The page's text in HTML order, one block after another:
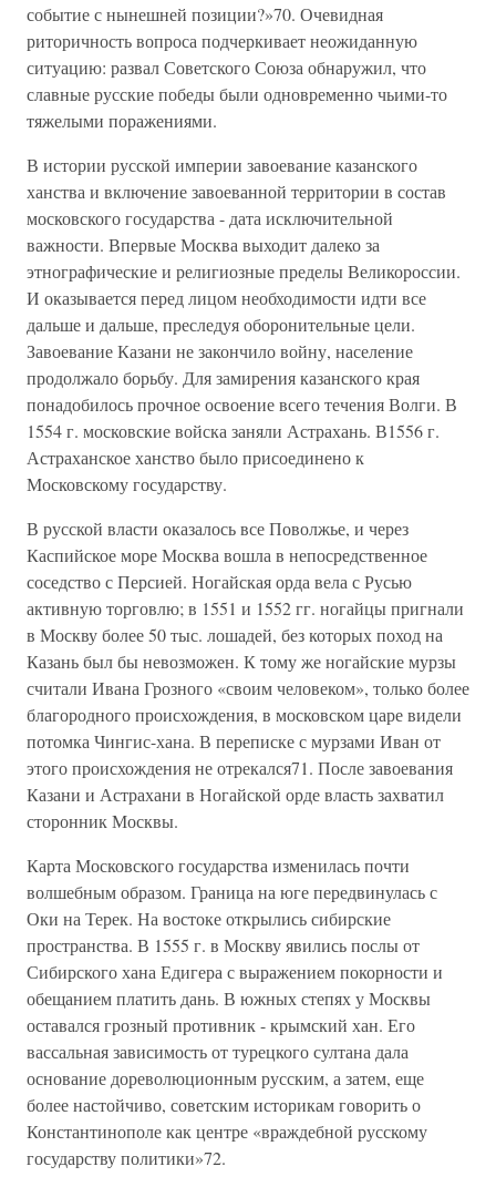
событие с нынешней позиции?»70. Очевидная
риторичность вопроса подчеркивает неожиданную
ситуацию: развал Советского Союза обнаружил, что
славные русские победы были одновременно чьими-то
тяжелыми поражениями.
В истории русской империи завоевание казанского
ханства и включение завоеванной территории в состав
московского государства - дата исключительной
важности. Впервые Москва выходит далеко за
этнографические и религиозные пределы Великороссии.
И оказывается перед лицом необходимости идти все
дальше и дальше, преследуя оборонительные цели.
Завоевание Казани не закончило войну, население
продолжало борьбу. Для замирения казанского края
понадобилось прочное освоение всего течения Волги. В
1554 г. московские войска заняли Астрахань. В1556 г.
Астраханское ханство было присоединено к
Московскому государству.
В русской власти оказалось все Поволжье, и через
Каспийское море Москва вошла в непосредственное
соседство с Персией. Ногайская орда вела с Русью
активную торговлю; в 1551 и 1552 гг. ногайцы пригнали
в Москву более 50 тыс. лошадей, без которых поход на
Казань был бы невозможен. К тому же ногайские мурзы
считали Ивана Грозного «своим человеком», только более
благородного происхождения, в московском царе видели
потомка Чингис-хана. В переписке с мурзами Иван от
этого происхождения не отрекался71. После завоевания
Казани и Астрахани в Ногайской орде власть захватил
сторонник Москвы.
Карта Московского государства изменилась почти
волшебным образом. Граница на юге передвинулась с
Оки на Терек. На востоке открылись сибирские
пространства. В 1555 г. в Москву явились послы от
Сибирского хана Едигера с выражением покорности и
обещанием платить дань. В южных степях у Москвы
оставался грозный противник - крымский хан. Его
вассальная зависимость от турецкого султана дала
основание дореволюционным русским, а затем, еще
более настойчиво, советским историкам говорить о
Константинополе как центре «враждебной русскому
государству политики»72.